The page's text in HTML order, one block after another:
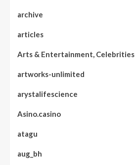
archive
articles
Arts & Entertainment, Celebrities
artworks-unlimited
arystalifescience
Asino.casino
atagu
aug_bh